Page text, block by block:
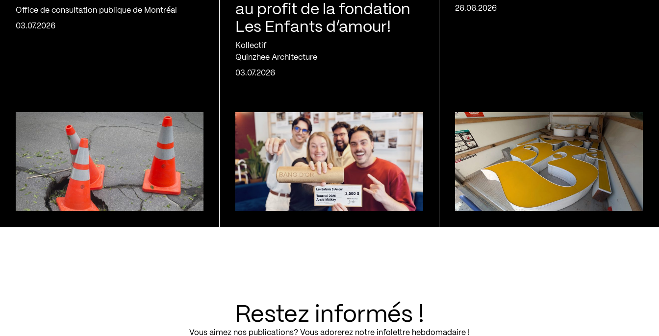
Office de consultation publique de Montréal
03.07.2026
au profit de la fondation
Les Enfants d’amour!
Kollectif
Quinzhee Architecture
03.07.2026
26.06.2026
Restez informés !
Vous aimez nos publications? Vous adorerez notre infolettre hebdomadaire !